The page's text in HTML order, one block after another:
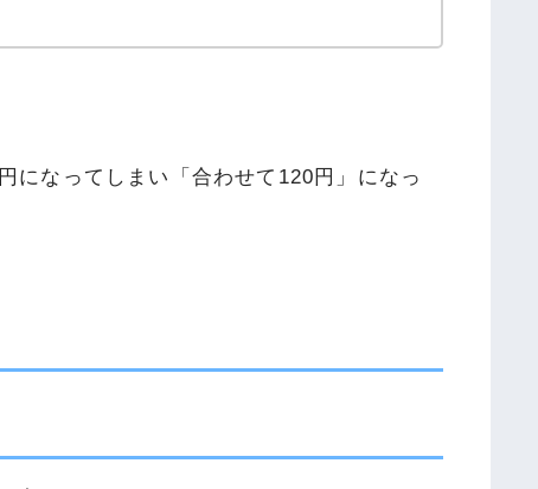
になってしまい「合わせて120円」になっ